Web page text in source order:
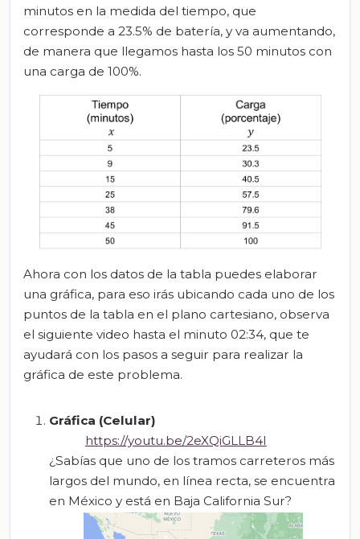
minutos en la medida del tiempo, que
corresponde a 23.5% de batería, y va aumentando,
de manera que llegamos hasta los 50 minutos con
una carga de 100%.
Ahora con los datos de la tabla puedes elaborar
una gráfica, para eso irás ubicando cada uno de los
puntos de la tabla en el plano cartesiano, observa
el siguiente video hasta el minuto 02:34, que te
ayudará con los pasos a seguir para realizar la
gráfica de este problema.
Gráfica (Celular)
https://youtu.be/2eXQiGLLB4I
¿Sabías que uno de los tramos carreteros más
largos del mundo, en línea recta, se encuentra
en México y está en Baja California Sur?